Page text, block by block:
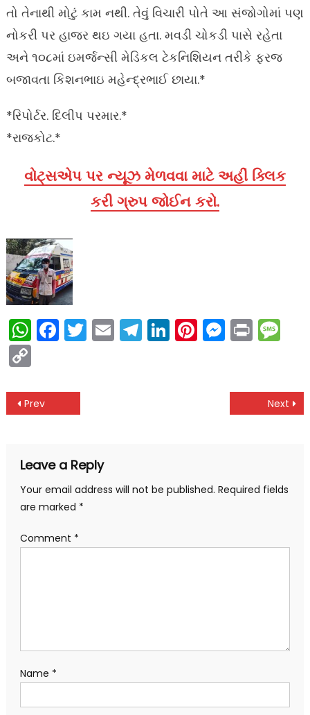
તો તેનાથી મોટું કામ નથી. તેવું વિચારી પોતે આ સંજોગોમાં પણ
નોકરી પર હાજર થઇ ગયા હતા. મવડી ચોકડી પાસે રહેતા
અને ૧૦૮માં ઇમર્જન્સી મેડિકલ ટેકનિશિયન તરીકે ફરજ
બજાવતા કિશનભાઇ મહેન્દ્રભાઈ છાયા.*
*રિપોર્ટર. દિલીપ પરમાર.*
*રાજકોટ.*
વોટ્સએપ પર ન્યૂઝ મેળવવા માટે અહીં ક્લિક
કરી ગ્રુપ જોઈન કરો.
WhatsApp
Facebook
Twitter
EmailTelegram
LinkedIn
Pinterest
Print
Copy
Post
Prev Next
Leave a Reply
Your email address will not be published. Required fields
are marked *
Comment *
Name *